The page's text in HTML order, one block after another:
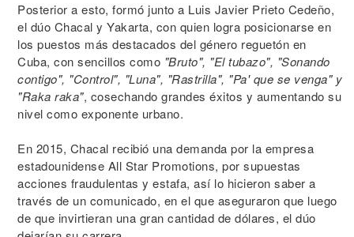
Posterior a esto, formó junto a Luis Javier Prieto Cedeño,
el dúo Chacal y Yakarta, con quien logra posicionarse en
los puestos más destacados del género reguetón en
Cuba, con sencillos como "Bruto", "El tubazo", "Sonando
contigo", "Control", "Luna", "Rastrilla", "Pa' que se venga" y
"Raka raka", cosechando grandes éxitos y aumentando su
nivel como exponente urbano.
En 2015, Chacal recibió una demanda por la empresa
estadounidense All Star Promotions, por supuestas
acciones fraudulentas y estafa, así lo hicieron saber a
través de un comunicado, en el que aseguraron que luego
de que invirtieran una gran cantidad de dólares, el dúo